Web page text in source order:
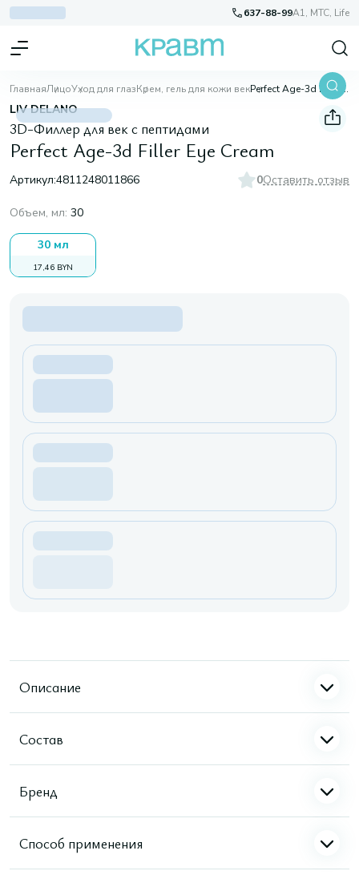
637-88-99A1, МТС, Life
ГлавнаяЛицоУход для глазКрем, гель для кожи век Perfect Age-3d Filler Eye Cream
LIV DELANO
3D-Филлер для век с пептидами
Perfect Age-3d Filler Eye Cream
Артикул:4811248011866 0Оставить отзыв
Объем, мл: 30
30 мл
17,46 BYN
Описание
Состав
Бренд
Способ применения